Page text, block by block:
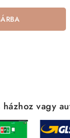
házhoz vagy